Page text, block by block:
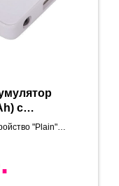
с
,
"Plain"